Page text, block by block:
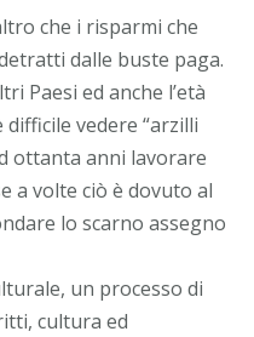
che i risparmi che
dalle buste paga.
Paesi ed anche l’età
vedere “arzilli
ottanta anni lavorare
a volte ciò è dovuto al
lo scarno assegno
un processo di
cultura ed